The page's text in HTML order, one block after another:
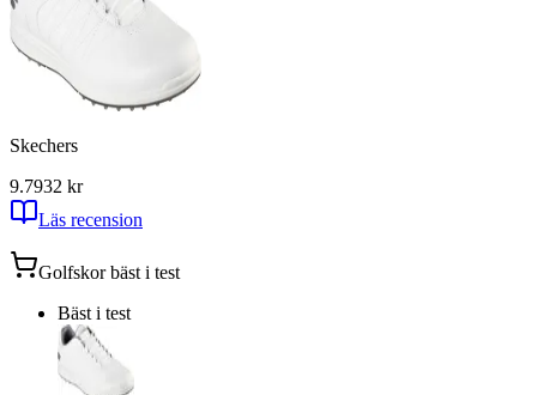
Skechers
9.7932 kr
Läs recension
Golfskorbäst i test
Bäst i test